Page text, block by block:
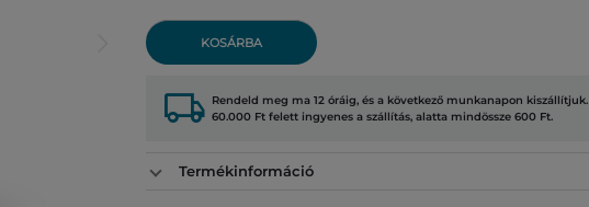
KOSÁRBA
local_shipping Rendeld meg ma 12 óráig, és a következő munkanapon kiszállítjuk.
60.000 Ft felett ingyenes a szállítás, alatta mindössze 600 Ft.
Termékinformáció